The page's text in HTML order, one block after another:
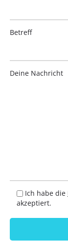
Betreff
Deine Nachricht
Ich habe die
akzeptiert.